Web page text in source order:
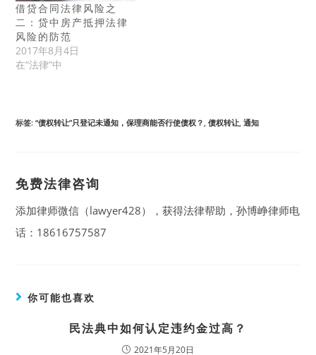
借贷合同法律风险之
二：贷中房产抵押法律
风险的防范
2017年8月4日
在“法律”中
标签:“债权转让”只登记未通知，保理商能否行使债权？ 债权转让 通知
免费法律咨询
添加律师微信（lawyer428），获得法律帮助，孙博峥律师电
话：18616757587
你可能也喜欢
民法典中如何认定违约金过高？
2021年5月20日